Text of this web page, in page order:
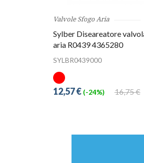
Valvole Sfogo Aria
Sylber Diseareatore
aria R0439 4365280
SYLBR0439000
16,75 €
12,57 € (-24%)